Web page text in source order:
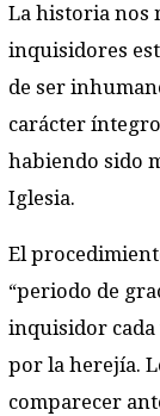
La historia nos
inquisidores
de ser
carácter
habiendo sido
Iglesia.
El
“periodo de
inquisidor cada
por la herejía.
comparecer